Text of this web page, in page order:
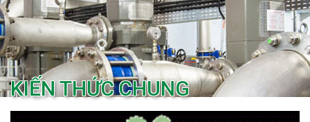
KIẾN THỨC CHUNG